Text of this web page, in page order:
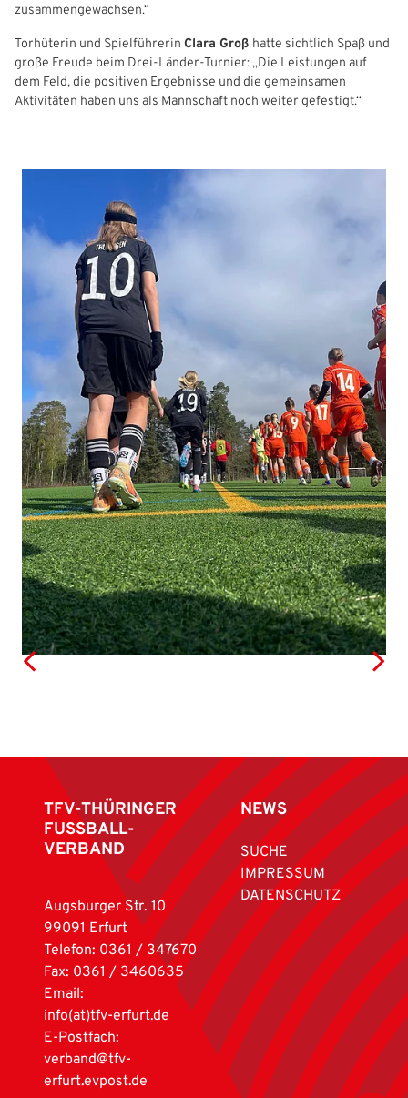
zusammengewachsen.“
Torhüterin und Spielführerin Clara Groß hatte sichtlich Spaß und
große Freude beim Drei-Länder-Turnier: „Die Leistungen auf
dem Feld, die positiven Ergebnisse und die gemeinsamen
Aktivitäten haben uns als Mannschaft noch weiter gefestigt.“
Previous
TFV-THÜRINGER
FUSSBALL-
VERBAND
Augsburger Str. 10
99091 Erfurt
Telefon: 0361 / 347670
Fax: 0361 / 3460635
Email:
info(at)tfv-erfurt.de
E-Postfach:
verband@tfv-
erfurt.evpost.de
NEWS
SUCHE
IMPRESSUM
DATENSCHUTZ
WEBSITE DURCHSUCHEN
IHRE LESEZEICHEN
Aktuelle Seite als Lesezeichen speichern
IHR LOGIN
sich an der Website anzumelden.
Anmelden
Benutzername:
Passwort: